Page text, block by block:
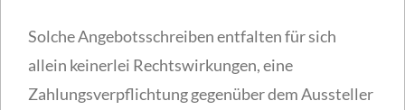
Solche Angebotsschreiben entfalten für sich
allein keinerlei Rechtswirkungen, eine
Zahlungsverpflichtung gegenüber dem Aussteller